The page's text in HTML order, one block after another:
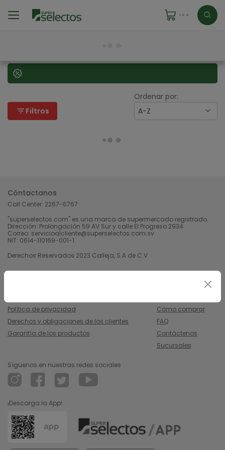
filter_list Filtros
Ordenar por:
A-Z
Cóntactanos
Call Center: 2267-6767
"superselectos.com" es una marca de supermercado registrado.
Dirección: Prolongación 59 AV Sur y calle El Progreso 2934.
Correo: servicioalcliente@superselectos.com.sv
NIT: 0614-110169-001-1
Derechos Reservados 2023 Calleja, S.A de C.V.
Política de privacidad
Derechos y obligaciones de los clientes
Garantía de los productos
Cómo comprar
FAQ
Contáctenos
Sucursales
Síguenos en nuestras redes sociales
¡Descarga la App!